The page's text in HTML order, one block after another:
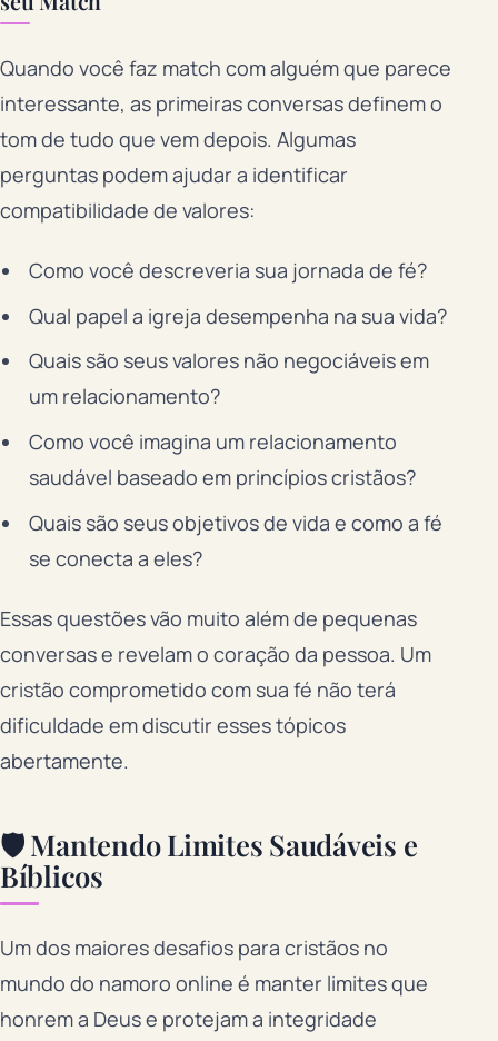
Quando você faz match com alguém que parece
interessante, as primeiras conversas definem o
tom de tudo que vem depois. Algumas
perguntas podem ajudar a identificar
compatibilidade de valores:
Como você descreveria sua jornada de fé?
Qual papel a igreja desempenha na sua vida?
Quais são seus valores não negociáveis em
um relacionamento?
Como você imagina um relacionamento
saudável baseado em princípios cristãos?
Quais são seus objetivos de vida e como a fé
se conecta a eles?
Essas questões vão muito além de pequenas
conversas e revelam o coração da pessoa. Um
cristão comprometido com sua fé não terá
dificuldade em discutir esses tópicos
abertamente.
🛡️ Mantendo Limites Saudáveis e
Bíblicos
Um dos maiores desafios para cristãos no
mundo do namoro online é manter limites que
honrem a Deus e protejam a integridade